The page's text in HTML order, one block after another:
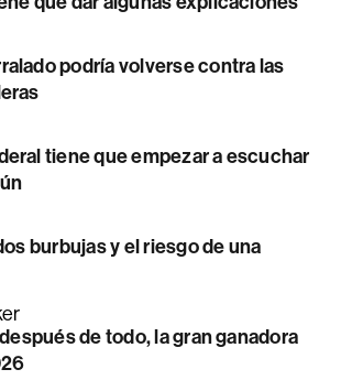
podría volverse contra las
tiene que empezar a escuchar
burbujas y el riesgo de una
de todo, la gran ganadora